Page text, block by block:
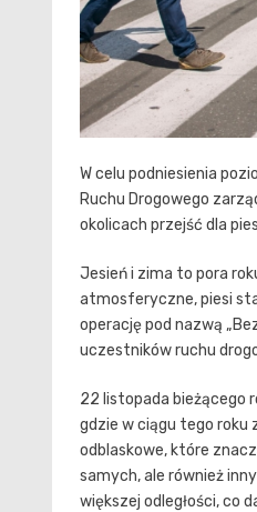
W celu podniesienia
Ruchu Drogowego
okolicach przejść dla
Jesień i zima to pora
atmosferyczne, piesi
operację pod nazwą
uczestników ruchu
22 listopada bieżącego
gdzie w ciągu tego roku
odblaskowe, które
samych, ale również
większej odległości, co